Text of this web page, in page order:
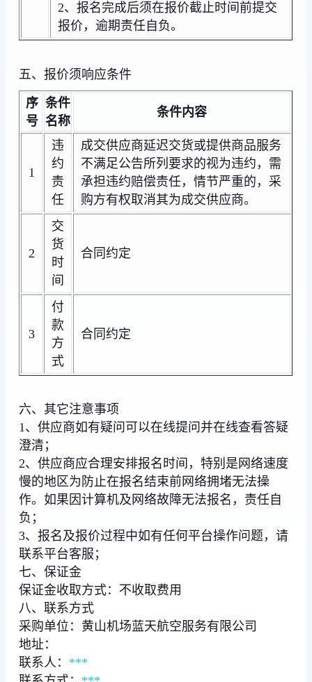
2、报名完成后须在报价截止时间前提交
报价，逾期责任自负。
五、报价须响应条件
序
号
条件
名称
条件内容
1
违
约
责
任
成交供应商延迟交货或提供商品服务
不满足公告所列要求的视为违约，需
承担违约赔偿责任，情节严重的，采
购方有权取消其为成交供应商。
2
交
货
时
间
合同约定
3
付
款
方
式
合同约定
六、其它注意事项
1、供应商如有疑问可以在线提问并在线查看答疑
澄清；
2、供应商应合理安排报名时间，特别是网络速度
慢的地区为防止在报名结束前网络拥堵无法操
作。如果因计算机及网络故障无法报名，责任自
负；
3、报名及报价过程中如有任何平台操作问题，请
联系平台客服；
七、保证金
保证金收取方式：不收取费用
八、联系方式
采购单位：黄山机场蓝天航空服务有限公司
地址：
联系人： ***